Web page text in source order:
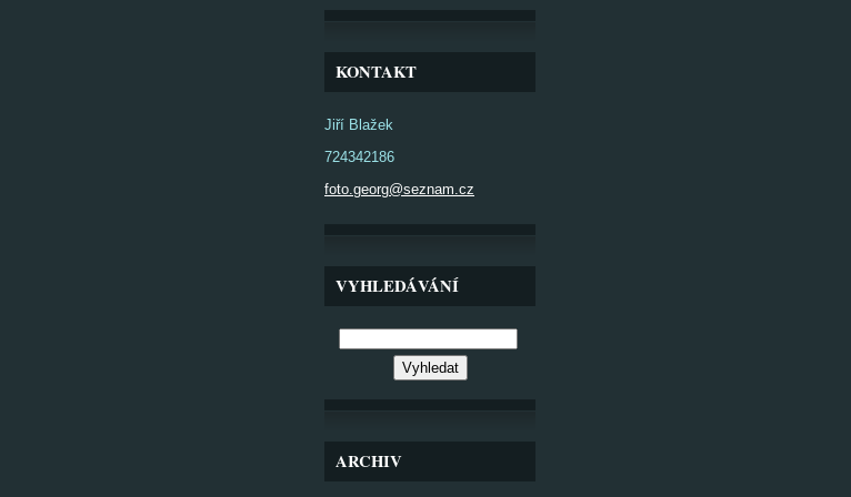
KONTAKT
Jiří Blažek
724342186
foto.georg@seznam.cz
VYHLEDÁVÁNÍ
ARCHIV